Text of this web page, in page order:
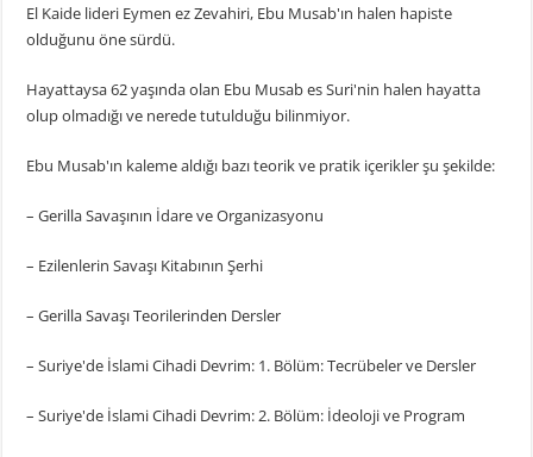
El Kaide lideri Eymen ez Zevahiri, Ebu Musab'ın halen hapiste
olduğunu öne sürdü.
Hayattaysa 62 yaşında olan Ebu Musab es Suri'nin halen hayatta
olup olmadığı ve nerede tutulduğu bilinmiyor.
Ebu Musab'ın kaleme aldığı bazı teorik ve pratik içerikler şu şekilde:
– Gerilla Savaşının İdare ve Organizasyonu
– Ezilenlerin Savaşı Kitabının Şerhi
– Gerilla Savaşı Teorilerinden Dersler
– Suriye'de İslami Cihadi Devrim: 1. Bölüm: Tecrübeler ve Dersler
– Suriye'de İslami Cihadi Devrim: 2. Bölüm: İdeoloji ve Program